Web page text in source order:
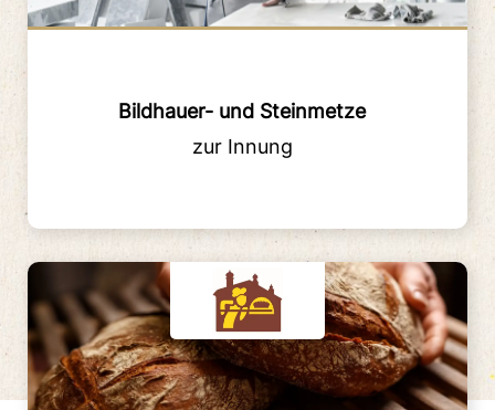
Bildhauer- und Steinmetze